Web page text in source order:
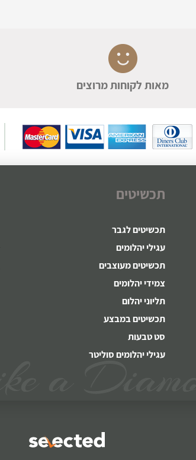
מאות לקוחות מרוצים
תכשיטים
תכשיטים לגבר
עגילי יהלומים
תכשיטים מעוצבים
צמידי יהלומים
תליוני יהלום
תכשיטים במבצע
סט טבעות
עגילי יהלומים סוליטר